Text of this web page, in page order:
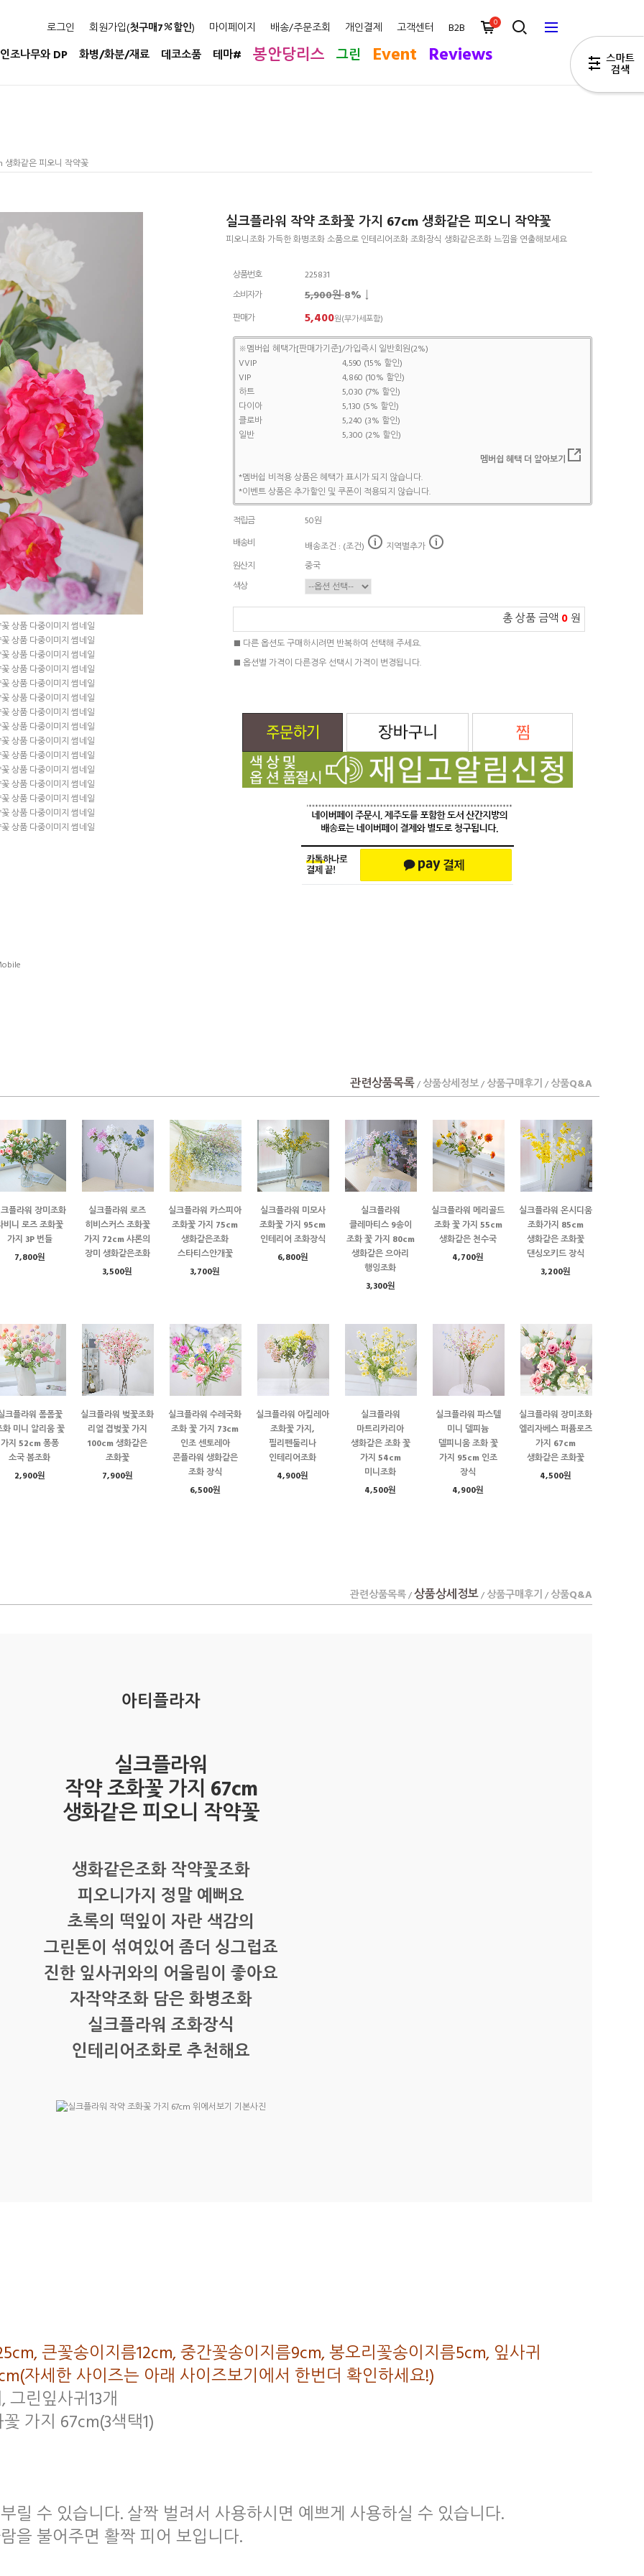
로그인 회원가입(첫구매7 할인) 마이페이지 배송/주문조회 개인결제 고객센터 B2B 0
인조나무와 DP 화병/화분/재료 데코소품 테마# 봉안당리스 그린 Event Reviews
화같은 피오니 작약꽃
실크플라워 작약 조화꽃 가지 67cm 생화같은 피오니 작약꽃
피오니조화 가득한 화병조화 소품으로 인테리어조화 조화장식 생화같은조화 느낌을 연출해보세요
상품번호
225831
소비자가
5,900원8% ↓
판매가 5,400원(부가세포함)
※멤버쉽 혜택가[판매가기준]/가입즉시 일반회원(2%)
VVIP
4,590 (15% 할인)
VIP
4,860 (10% 할인)
하트
5,030 (7% 할인)
다이아
5,130 (5% 할인)
클로바
5,240 (3% 할인)
일반
5,300 (2% 할인)
멤버쉽 혜택 더 알아보기
*멤버쉽 비적용 상품은 혜택가 표시가 되지 않습니다.
*이벤트 상품은 추가할인 및 쿠폰이 적용되지 않습니다.
적립금
50원
배송비
배송조건 : (조건)
지역별추가
원산지
중국
색상
총 상품 금액 0원
■ 다른 옵션도 구매하시려면 반복하여 선택해 주세요.
■ 옵션별 가격이 다른경우 선택시 가격이 변경됩니다.
관련상품목록/ 상품상세정보/ 상품구매후기 / 상품Q&A
플라워 장미조화
비니 로즈 조화꽃
가지 3P 번들
7,800원
실크플라워 로즈
히비스커스 조화꽃
가지 72cm 샤론의
장미 생화같은조화
3,500원
실크플라워 카스피아
조화꽃 가지 75cm
생화같은조화
스타티스안개꽃
3,700원
실크플라워 미모사
조화꽃 가지 95cm
인테리어 조화장식
6,800원
실크플라워
클레마티스 9송이
조화 꽃 가지 80cm
생화같은 으아리
행잉조화
3,300원
실크플라워 메리골드
조화 꽃 가지 55cm
생화같은 천수국
4,700원
실크플라워 온시디움
조화가지 85cm
생화같은 조화꽃
댄싱오키드 장식
3,200원
크플라워 폼폼꽃
화 미니 알리움 꽃
가지 52cm 퐁퐁
소국 봄조화
2,900원
실크플라워 벚꽃조화
리얼 겹벚꽃 가지
100cm 생화같은
조화꽃
7,900원
실크플라워 수레국화
조화 꽃 가지 73cm
인조 센토레아
콘플라워 생화같은
조화 장식
6,500원
실크플라워 아킬레아
조화꽃 가지,
필리펜둘리나
인테리어조화
4,900원
실크플라워
마트리카리아
생화같은 조화 꽃
가지 54cm
미니조화
4,500원
실크플라워 파스텔
미니 델피늄
델피니움 조화 꽃
가지 95cm 인조
장식
4,900원
실크플라워 장미조화
엘리자베스 퍼퓸로즈
가지 67cm
생화같은 조화꽃
4,500원
관련상품목록/상품상세정보/ 상품구매후기 / 상품Q&A
아티플라자
실크플라워
작약 조화꽃 가지 67cm
생화같은 피오니 작약꽃
생화같은조화 작약꽃조화
피오니가지 정말 예뻐요
초록의 떡잎이 자란 색감의
그린톤이 섞여있어 좀더 싱그럽죠
진한 잎사귀와의 어울림이 좋아요
자작약조화 담은 화병조화
실크플라워 조화장식
인테리어조화로 추천해요
큰꽃송이지름12cm, 중간꽃송이지름9cm, 봉오리꽃송이지름5cm, 잎사귀
자세한 사이즈는 아래 사이즈보기에서 한번더 확인하세요!)
그린잎사귀13개
가지 67cm(3색택1)
릴 수 있습니다. 살짝 벌려서 사용하시면 예쁘게 사용하실 수 있습니다.
을 불어주면 활짝 피어 보입니다.